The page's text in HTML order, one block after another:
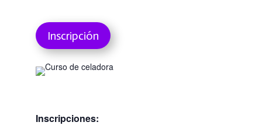
Inscripción
Inscripciones: